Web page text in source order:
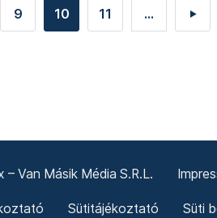
9 10 11 ... ►
Van Másik Média S.R.L.
Sütitájékoztató Süti